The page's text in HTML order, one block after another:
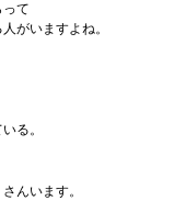
て
がいますよね。
る。
んいます。